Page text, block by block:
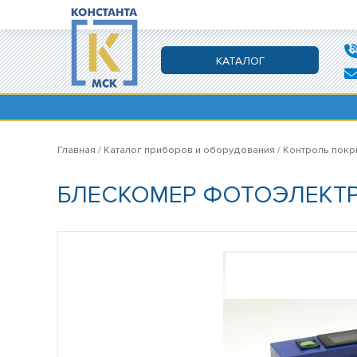
КАТАЛОГ
Главная / Каталог приборов и оборудования / Контроль
БЛЕСКОМЕР